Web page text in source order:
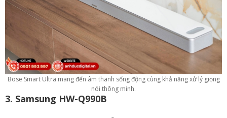
Bose Smart Ultra mang đến âm thanh sống động cùng khả năng xử lý giọng
nói thông minh.
3. Samsung HW-Q990B